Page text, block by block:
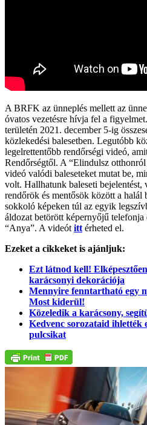
A BRFK az ünneplés mellett az
óvatos vezetésre hívja fel a
területén 2021. december 5-ig
közlekedési balesetben. Legutóbb
legelrettentőbb rendőrségi videó,
Rendőrségtől. A “Elindulsz otthonról
videó valódi baleseteket mutat be,
volt. Hallhatunk baleseti bejelentést,
rendőrök és mentősök között a halál
sokkoló képeken túl az egyik
áldozat betörött képernyőjű
“Anya”. A videót itt érheted el.
Ezeket a cikkeket is ajánljuk:
Ezt látnod kell!
karácsonyi dekorációja
Mennyire fenntartható egy
Most kiderül!
Közeledik a karácsony,
Kedvenc sorozataid ihlették
pulcsikat